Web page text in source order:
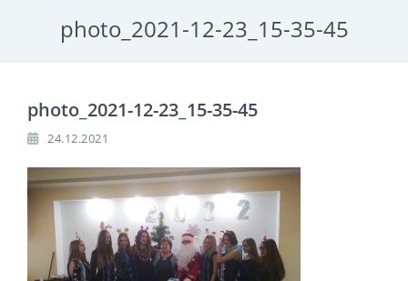
photo_2021-12-23_15-35-45
photo_2021-12-23_15-35-45
24.12.2021